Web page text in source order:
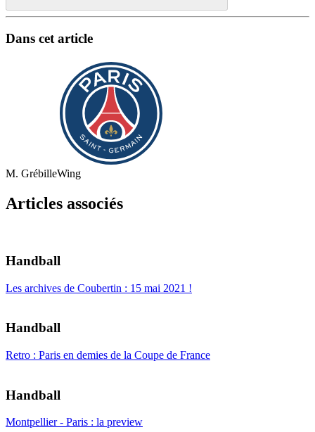
Dans cet article
M. GrébilleWing
Articles associés
Handball
Les archives de Coubertin : 15 mai 2021 !
Handball
Retro : Paris en demies de la Coupe de France
Handball
Montpellier - Paris : la preview